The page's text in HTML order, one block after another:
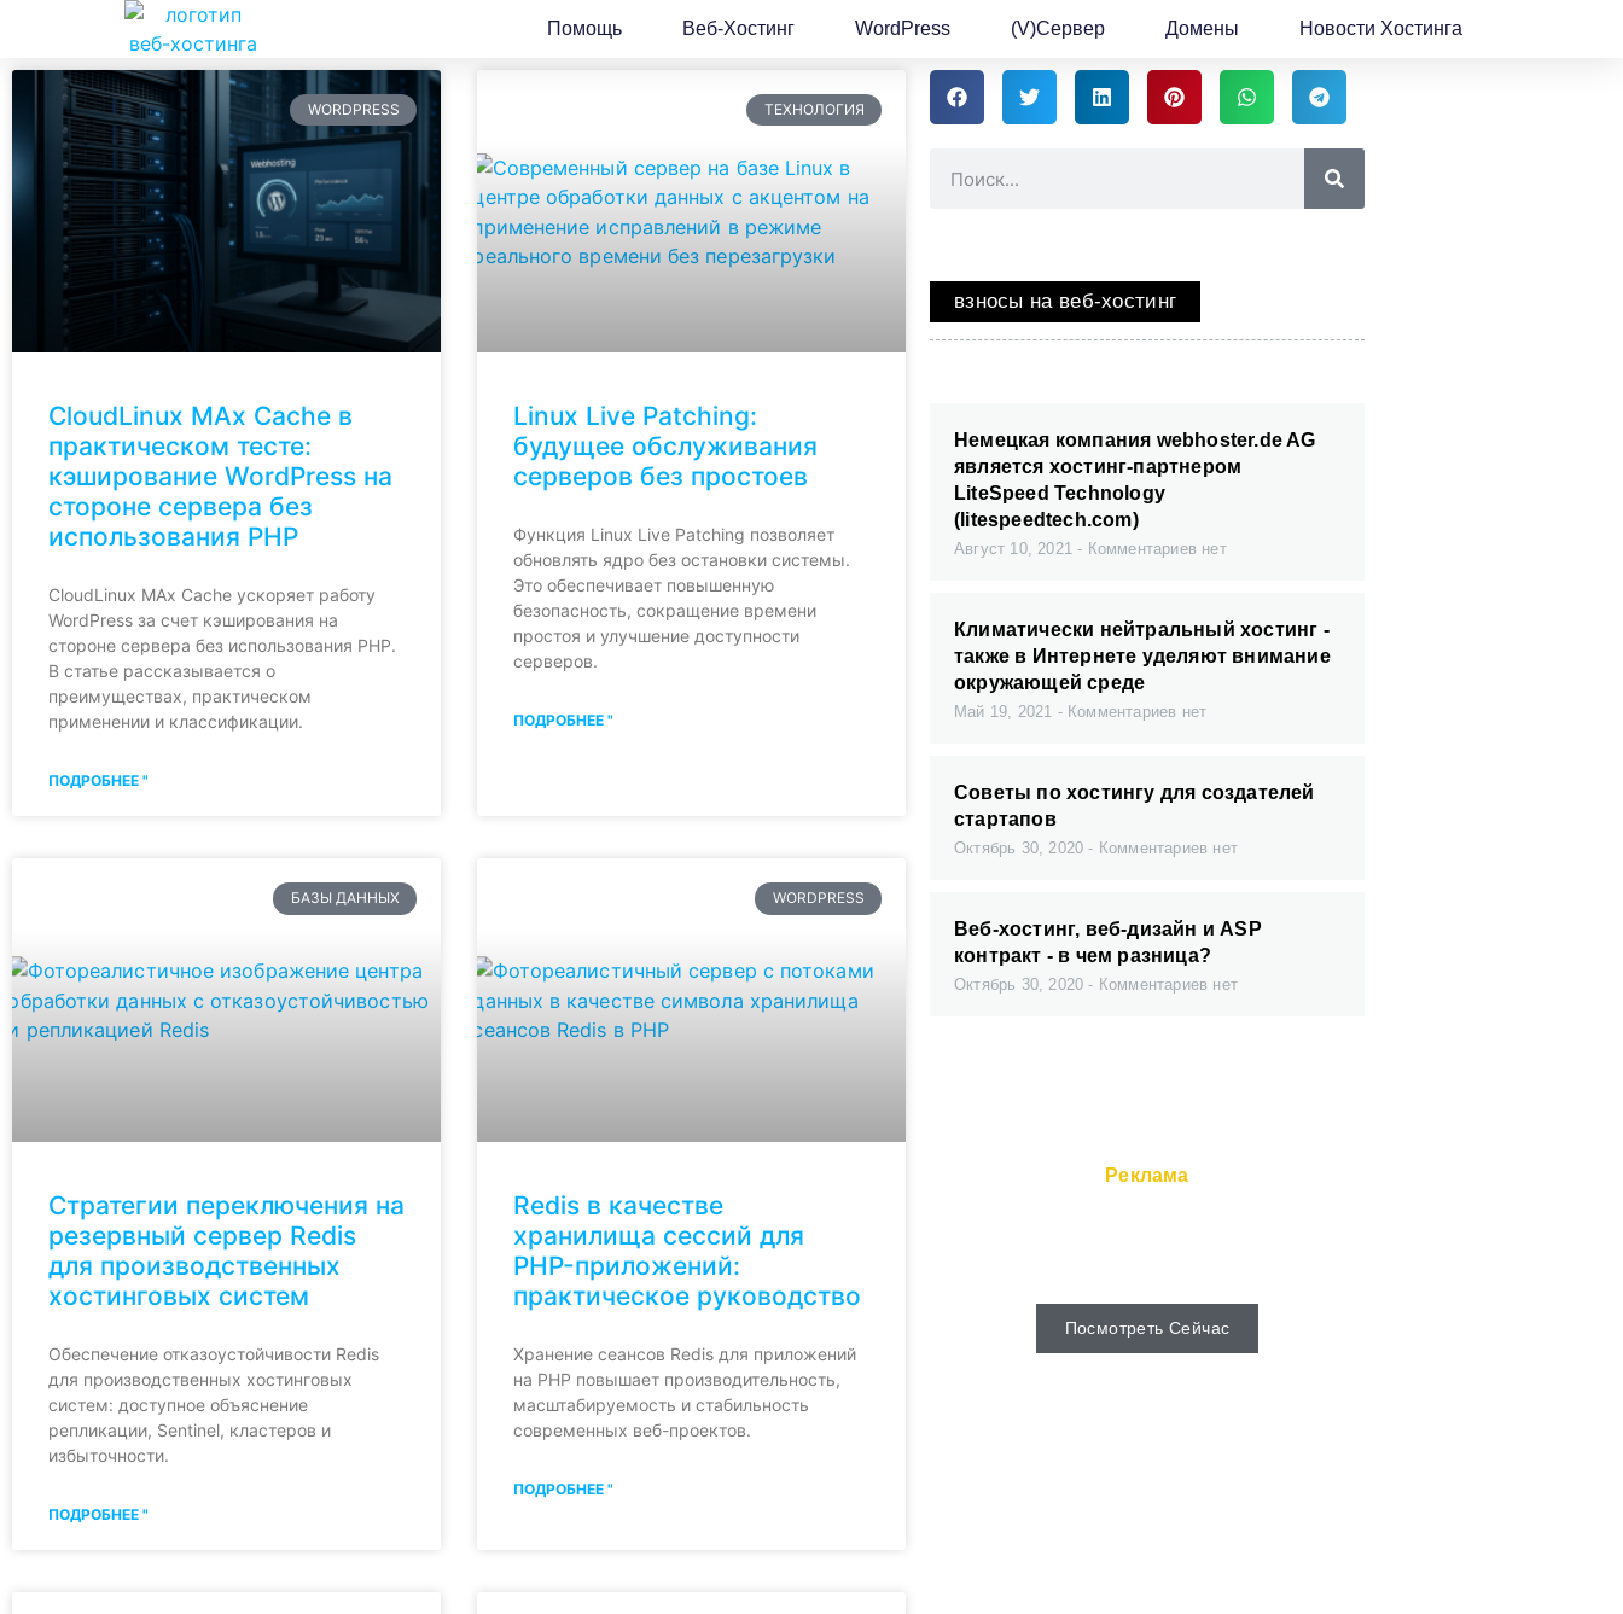
Помощь Веб-Хостинг WordPress (v)Сервер Домены Новости Хостинга
WORDPRESS
CloudLinux MAx Cache в
практическом тесте:
кэширование WordPress на
стороне сервера без
использования PHP
CloudLinux MAx Cache ускоряет работу
WordPress за счет кэширования на
стороне сервера без использования PHP.
В статье рассказывается о
преимуществах, практическом
применении и классификации.
ПОДРОБНЕЕ "
ТЕХНОЛОГИЯ
Linux Live Patching:
будущее обслуживания
серверов без простоев
Функция Linux Live Patching позволяет
обновлять ядро без остановки системы.
Это обеспечивает повышенную
безопасность, сокращение времени
простоя и улучшение доступности
серверов.
ПОДРОБНЕЕ "
БАЗЫ ДАННЫХ
Стратегии переключения на
резервный сервер Redis
для производственных
хостинговых систем
Обеспечение отказоустойчивости Redis
для производственных хостинговых
систем: доступное объяснение
репликации, Sentinel, кластеров и
избыточности.
ПОДРОБНЕЕ "
WORDPRESS
Redis в качестве
хранилища сессий для
PHP-приложений:
практическое руководство
Хранение сеансов Redis для приложений
на PHP повышает производительность,
масштабируемость и стабильность
современных веб-проектов.
ПОДРОБНЕЕ "
взносы на веб-хостинг
Немецкая компания webhoster.de AG
является хостинг-партнером
LiteSpeed Technology
(litespeedtech.com)
Август 10, 2021 Комментариев нет
Климатически нейтральный хостинг -
также в Интернете уделяют внимание
окружающей среде
Май 19, 2021 Комментариев нет
Советы по хостингу для создателей
стартапов
Октябрь 30, 2020 Комментариев нет
Веб-хостинг, веб-дизайн и ASP
контракт - в чем разница?
Октябрь 30, 2020 Комментариев нет
Реклама
Посмотреть Сейчас